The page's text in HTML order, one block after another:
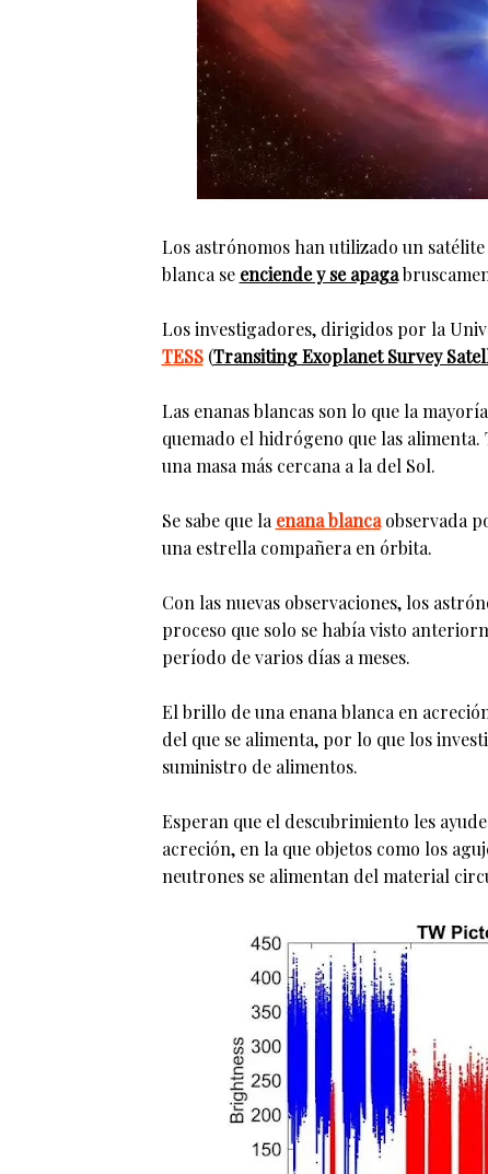
Los astrónomos han utilizado un
blanca se enciende y se apaga
Los investigadores, dirigidos por la
TESS(Transiting Exoplanet Survey
Las enanas blancas son lo que la
quemado el hidrógeno que las
una masa más cercana a la del Sol.
Se sabe que la enana blancaobservada
una estrella compañera en órbita.
Con las nuevas observaciones, los
proceso que solo se había visto
período de varios días a meses.
El brillo de una enana blanca en
del que se alimenta, por lo que los
suministro de alimentos.
Esperan que el descubrimiento les
acreción, en la que objetos como los
neutrones se alimentan del material